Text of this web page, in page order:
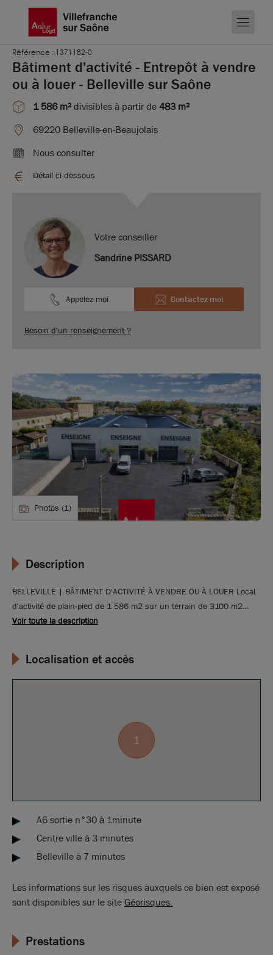
Référence : 1371182-0
Bâtiment d'activité - Entrepôt à vendre
ou à louer - Belleville sur Saône
1 586 m²divisibles à partir de483 m²
69220 Belleville-en-Beaujolais
Nous consulter
Détail ci-dessous
Votre conseiller
Sandrine PISSARD
Appelez-moi Contactez-moi
Besoin d'un renseignement ?
Photos (1)
Description
BELLEVILLE | BÂTIMENT D'ACTIVITÉ À VENDRE OU À LOUER Local
d'activité de plain-pied de 1 586 m2 sur un terrain de 3100 m2
disponible à la vente ou à la location. À vocation artisanale ou
Voir toute la description
Localisation et accès
1
A6 sortie n°30 à 1minute
Centre ville à 3 minutes
Belleville à 7 minutes
Les informations sur les risques auxquels ce bien est exposé
sont disponibles sur le siteGéorisques.
Prestations